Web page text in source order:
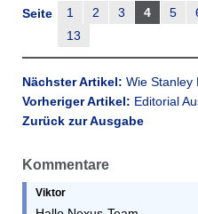
Seite 1 2 3 4 5
13
Nächster Artikel: Wie Stanley
Vorheriger Artikel: Editorial
Zurück zur Ausgabe
Kommentare
Viktor